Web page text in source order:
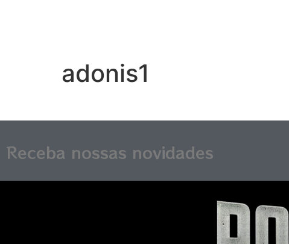
adonis1
Receba nossas novidades